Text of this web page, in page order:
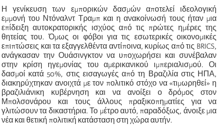
Η γενίκευση των εμπορικών δασμών αποτελεί ιδεολογική
εμμονή του Ντόναλντ Τραμπ και η ανακοίνωσή τους ήταν μια
επίδειξη αυτοκρατορικής ισχύος από τις πρώτες ημέρες της
θητείας του. Όμως οι φόβοι για τις εσωτερικές οικονομικές
επιπτώσεις και τα εξαγγελθέντα αντίποινα, κυρίως από τις BRICS,
ανάγκασαν την Ουάσινγκτον να υποχωρήσει και συνέβαλαν
στην κρίση ηγεμονίας του αμερικανικού ιμπεριαλισμού. Οι
δασμοί κατά 50%, στις εισαγωγές από τη Βραζιλία στις ΗΠΑ,
διακηρύχτηκαν ανοιχτά με τον πολιτικό στόχο να «τιμωρηθεί» η
βραζιλιάνικη κυβέρνηση και να ανοίξει ο δρόμος στον
Μπολσονάρου και τους άλλους πραξικοπηματίες για να
γλιτώσουν τα δικαστήρια. Το μέτρο αυτό, παραδόξως, άνοιξε μια
νέα και θετική πολιτική κατάσταση στη χώρα αυτήν.